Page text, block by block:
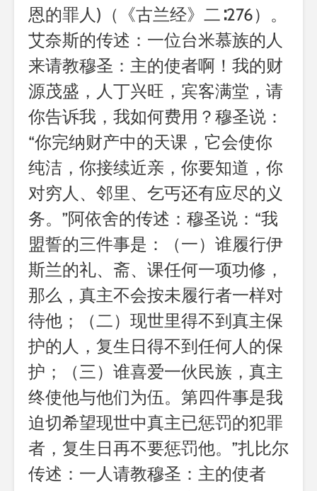
恩的罪人)（《古兰经》二∶276）。
艾奈斯的传述：一位台米慕族的人
来请教穆圣：主的使者啊！我的财
源茂盛，人丁兴旺，宾客满堂，请
你告诉我，我如何费用？穆圣说：
“你完纳财产中的天课，它会使你
纯洁，你接续近亲，你要知道，你
对穷人、邻里、乞丐还有应尽的义
务。”阿依舍的传述：穆圣说：“我
盟誓的三件事是：（一）谁履行伊
斯兰的礼、斋、课任何一项功修，
那么，真主不会按未履行者一样对
待他；（二）现世里得不到真主保
护的人，复生日得不到任何人的保
护；（三）谁喜爱一伙民族，真主
终使他与他们为伍。第四件事是我
迫切希望现世中真主已惩罚的犯罪
者，复生日再不要惩罚他。”扎比尔
传述：一人请教穆圣：主的使者